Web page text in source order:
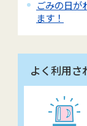
ごみの日が
ます！
よく利用さ